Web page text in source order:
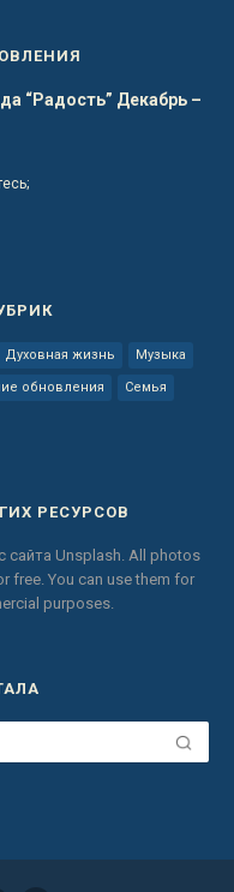
“Радость” Декабрь –
Духовная жизнь Музыка
обновления Семья
РЕСУРСОВ
сайта Unsplash. All photos
free.You can use them for
purposes.